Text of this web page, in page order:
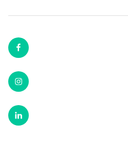
Facebook
Instagram
LinkedIn